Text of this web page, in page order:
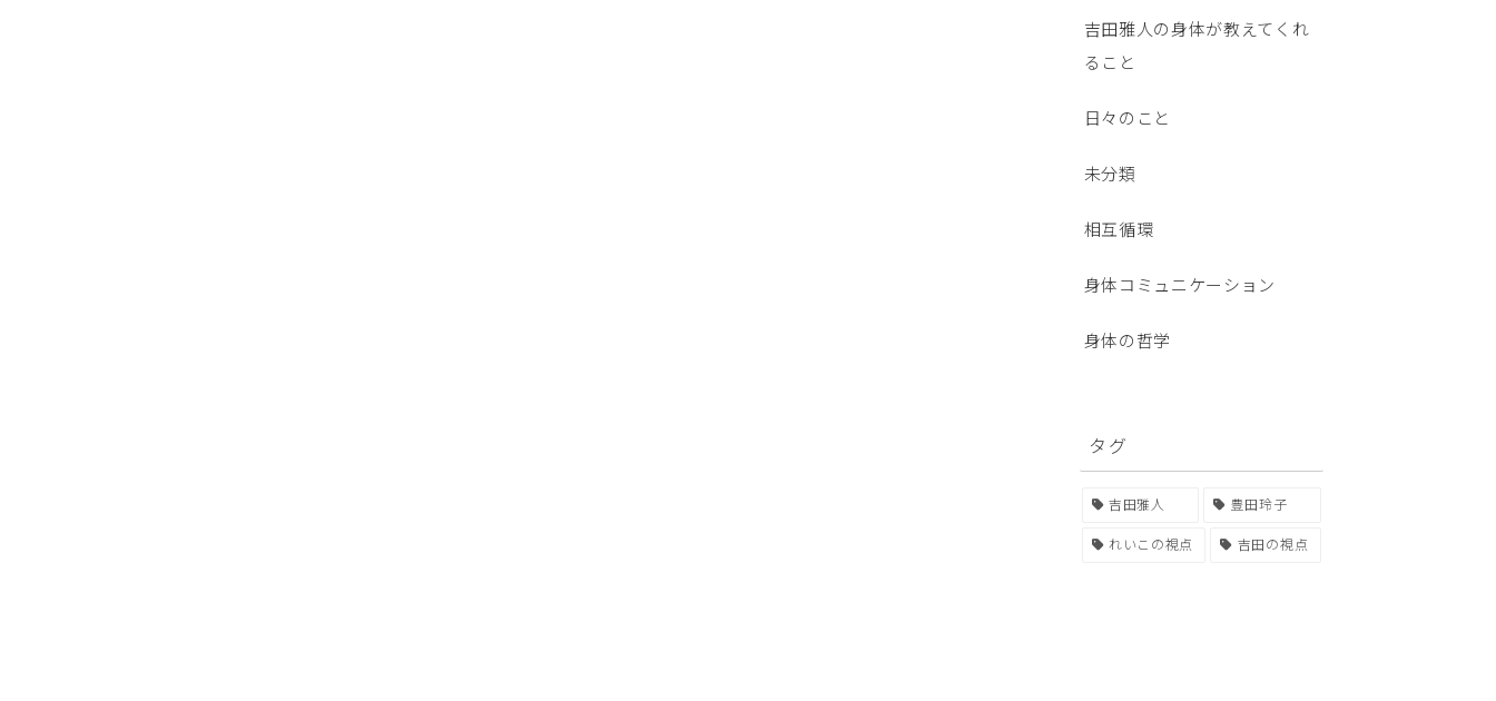
吉田雅人の身体が教えてくれ
ること
日々のこと
未分類
相互循環
身体コミュニケーション
身体の哲学
タグ
吉田雅人 豊田玲子
れいこの視点 吉田の視点